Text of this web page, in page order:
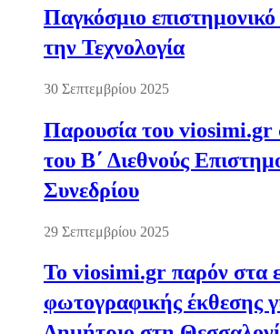
Παγκόσμιο επιστημονικό
την Τεχνολογία
30 Σεπτεμβρίου 2025
Παρουσία του viosimi.gr
του Β΄ Διεθνούς
Συνεδρίου
29 Σεπτεμβρίου 2025
Το viosimi.gr παρόν στα
φωτογραφικής έκθεσης